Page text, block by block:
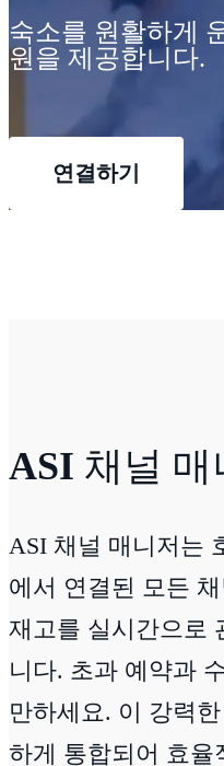
숙소를 원활하게
원을 제공합니다.
연결하기
ASI 채널 매
ASI 채널 매니저는
에서 연결된 모든
재고를 실시간으로
니다. 초과 예약과
만하세요. 이 강력
하게 통합되어 효율